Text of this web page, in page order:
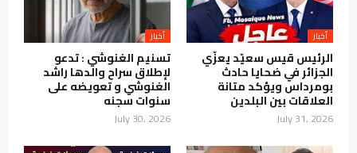
أخبار
الرئيس قيس سعيّد يعزّي
الجزائر في ضحايا حادث
بومرداس ويؤكد متانة
العلاقات بين البلدين
July 31, 2026
أخبار
تسنيم الغنوشي : تدعو
لإطلاق سراح والدها راشد
الغنوشي و تعويضه على
سنوات سجنه
July 30, 2026